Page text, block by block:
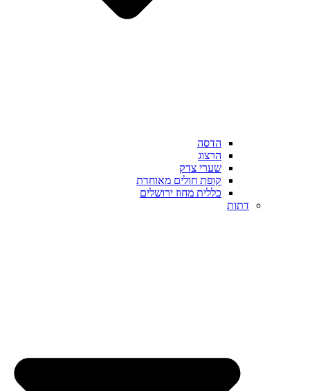
הדסה
הרצוג
שערי צדק
קופת חולים מאוחדת
כללית מחוז ירושלים
דתות